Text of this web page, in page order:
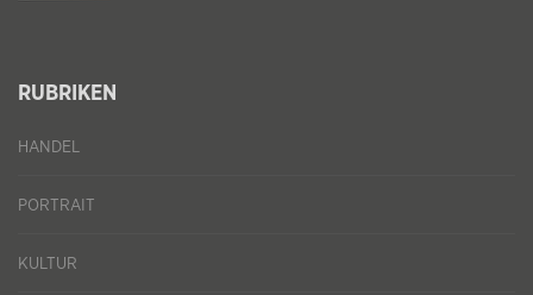
RUBRIKEN
HANDEL
PORTRAIT
KULTUR